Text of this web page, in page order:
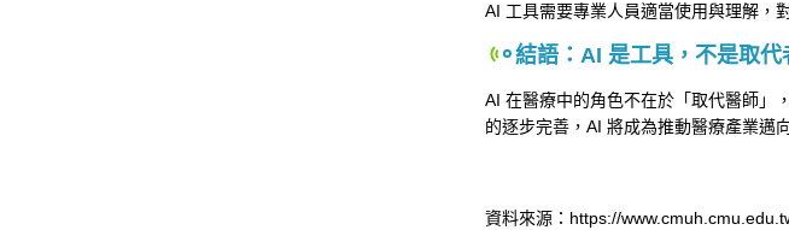
AI 工具需要專業人員適當使用與理解，
結語：AI 是工具，不是取代
AI 在醫療中的角色不在於「取代醫師」
的逐步完善，AI 將成為推動醫療產業邁
資料來源：https://